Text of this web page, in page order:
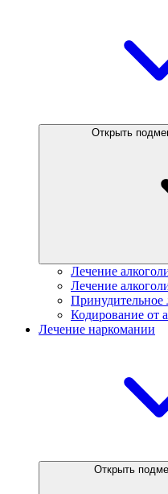
Открыть
Лечение
Лечение
Принудительное
Кодирование от
Лечение наркомании
Открыть